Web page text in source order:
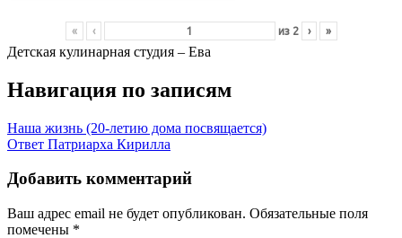
« ‹ из 2 › »
Детская кулинарная студия – Ева
Навигация по записям
Наша жизнь (20-летию дома посвящается)
Ответ Патриарха Кирилла
Добавить комментарий
Ваш адрес email не будет опубликован. Обязательные поля
помечены *